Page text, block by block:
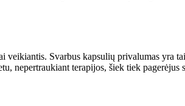
veikiantis. Svarbus kapsulių privalumas yra
nepertraukiant terapijos, šiek tiek pagerėjus